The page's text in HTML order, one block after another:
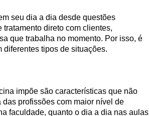
seu dia a dia desde questões
direto com clientes,
que trabalha no momento. Por isso, é
tipos de situações.
impõe são características que não
profissões com maior nível de
faculdade, quanto o dia a dia nas aulas